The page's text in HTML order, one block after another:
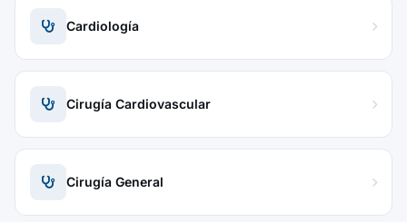
Cardiología
Cirugía Cardiovascular
Cirugía General